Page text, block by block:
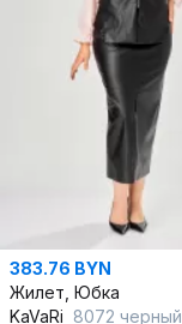
383.76 BYN
Жилет, Юбка
KaVaRi 8072 черный